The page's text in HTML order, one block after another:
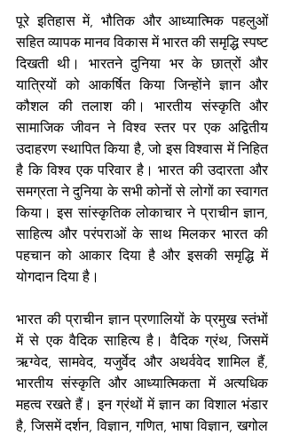
पूरे इतिहास में, भौतिक और आध्यात्मिक पहलुओं
सहित व्यापक मानव विकास में भारत की समृद्धि स्पष्ट
दिखती थी। भारतने दुनिया भर के छात्रों और
यात्रियों को आकर्षित किया जिन्होंने ज्ञान और
कौशल की तलाश की। भारतीय संस्कृति और
सामाजिक जीवन ने विश्व स्तर पर एक अद्वितीय
उदाहरण स्थापित किया है, जो इस विश्वास में निहित
है कि विश्व एक परिवार है। भारत की उदारता और
समग्रता ने दुनिया के सभी कोनों से लोगों का स्वागत
किया। इस सांस्कृतिक लोकाचार ने प्राचीन ज्ञान,
साहित्य और परंपराओं के साथ मिलकर भारत की
पहचान को आकार दिया है और इसकी समृद्धि में
योगदान दिया है।
भारत की प्राचीन ज्ञान प्रणालियों के प्रमुख स्तंभों
में से एक वैदिक साहित्य है। वैदिक ग्रंथ, जिसमें
ऋग्वेद, सामवेद, यजुर्वेद और अथर्ववेद शामिल हैं,
भारतीय संस्कृति और आध्यात्मिकता में अत्यधिक
महत्व रखते हैं। इन ग्रंथों में ज्ञान का विशाल भंडार
है, जिसमें दर्शन, विज्ञान, गणित, भाषा विज्ञान, खगोल